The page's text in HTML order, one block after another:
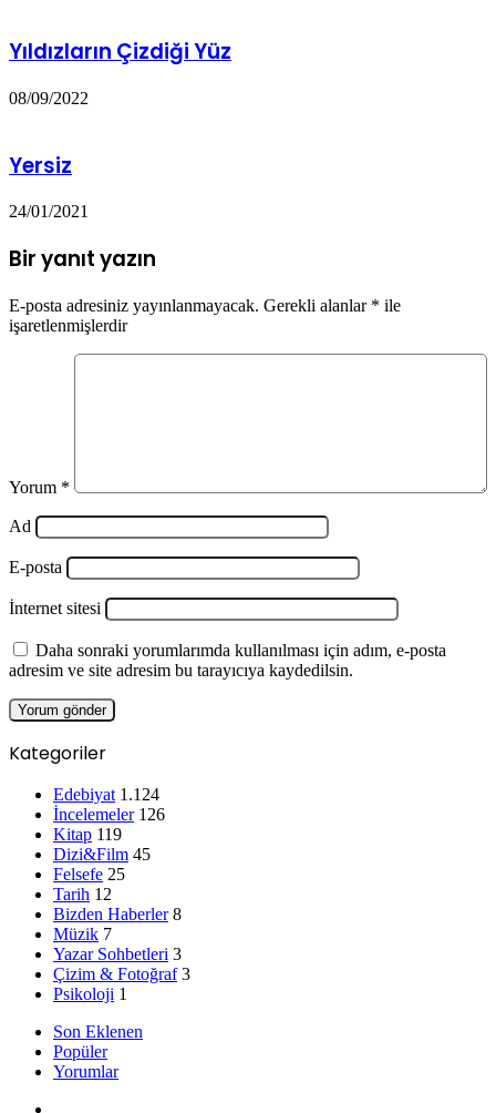
Yıldızların Çizdiği Yüz
08/09/2022
Yersiz
24/01/2021
Bir yanıt yazın
E-posta adresiniz yayınlanmayacak. Gerekli alanlar * ile
işaretlenmişlerdir
Yorum *
Ad
E-posta
İnternet sitesi
Daha sonraki yorumlarımda kullanılması için adım, e-posta
adresim ve site adresim bu tarayıcıya kaydedilsin.
Kategoriler
Edebiyat 1.124
İncelemeler 126
Kitap 119
Dizi&Film 45
Felsefe 25
Tarih 12
Bizden Haberler 8
Müzik 7
Yazar Sohbetleri 3
Çizim & Fotoğraf 3
Psikoloji 1
Son Eklenen
Popüler
Yorumlar